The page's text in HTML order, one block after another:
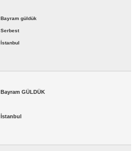
Bayram güldük
Serbest
İstanbul
Bayram GÜLDÜK
İstanbul